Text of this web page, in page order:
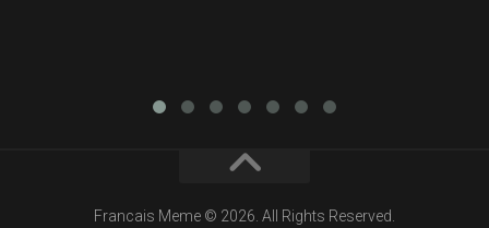
Francais Meme © 2026. All Rights Reserved.